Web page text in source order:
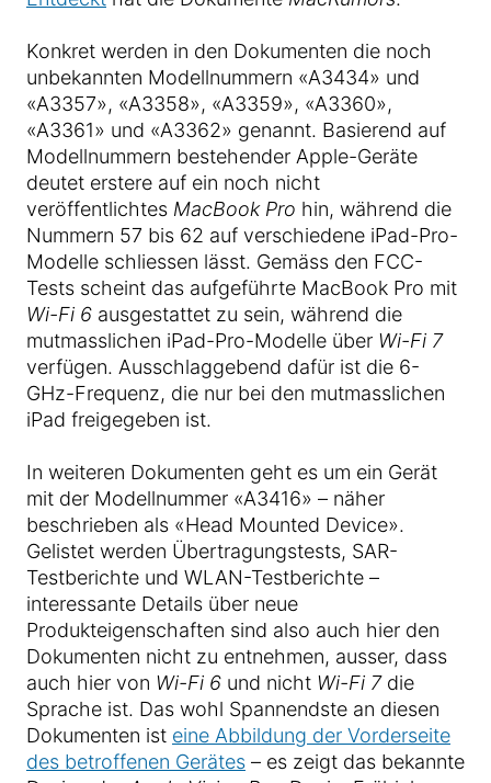
Konkret werden in den Dokumenten die noch
unbekannten Modellnummern «A3434» und
«A3357», «A3358», «A3359», «A3360»,
«A3361» und «A3362» genannt. Basierend auf
Modellnummern bestehender Apple-Geräte
deutet erstere auf ein noch nicht
veröffentlichtes MacBook Pro hin, während die
Nummern 57 bis 62 auf verschiedene iPad-Pro-
Modelle schliessen lässt. Gemäss den FCC-
Tests scheint das aufgeführte MacBook Pro mit
Wi-Fi 6 ausgestattet zu sein, während die
mutmasslichen iPad-Pro-Modelle über Wi-Fi 7
verfügen. Ausschlaggebend dafür ist die 6-
GHz-Frequenz, die nur bei den mutmasslichen
iPad freigegeben ist.
In weiteren Dokumenten geht es um ein Gerät
mit der Modellnummer «A3416» – näher
beschrieben als «Head Mounted Device».
Gelistet werden Übertragungstests, SAR-
Testberichte und WLAN-Testberichte –
interessante Details über neue
Produkteigenschaften sind also auch hier den
Dokumenten nicht zu entnehmen, ausser, dass
auch hier von Wi-Fi 6 und nicht Wi-Fi 7die
Sprache ist. Das wohl Spannendste an diesen
Dokumenten ist eine Abbildung der Vorderseite
des betroffenen Gerätes – es zeigt das bekannte